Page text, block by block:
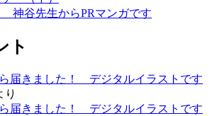
神谷先生からPRマンガです
ト
届きました！ デジタルイラストです
り
届きました！ デジタルイラストです